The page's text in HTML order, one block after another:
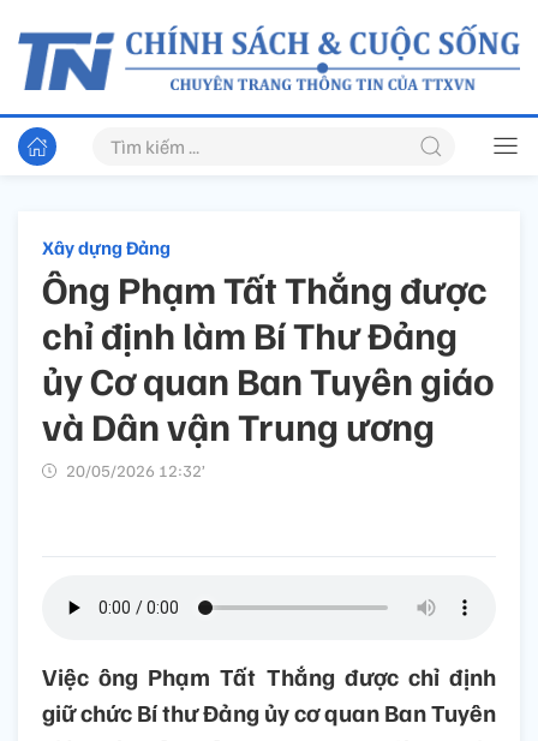
Xây dựng Đảng
Ông Phạm Tất Thắng được
chỉ định làm Bí Thư Đảng
ủy Cơ quan Ban Tuyên giáo
và Dân vận Trung ương
20/05/2026 12:32’
Việc ông Phạm Tất Thắng được chỉ định
giữ chức Bí thư Đảng ủy cơ quan Ban Tuyên